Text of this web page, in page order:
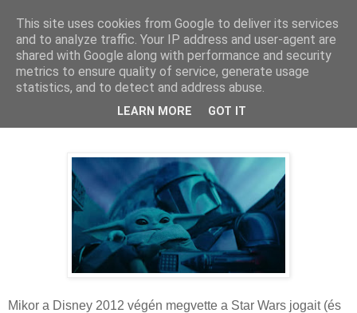
2023. május 2., kedd
A Mandalóri 1.-3. évad - Kritika
Mikor a Disney 2012 végén megvette a Star Wars jogait (és
This site uses cookies from Google to deliver its services
and to analyze traffic. Your IP address and user-agent are
shared with Google along with performance and security
metrics to ensure quality of service, generate usage
statistics, and to detect and address abuse.
LEARN MORE GOT IT